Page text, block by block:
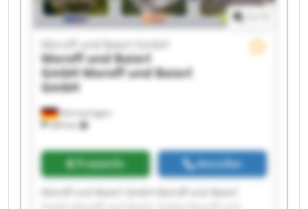
Hermaringen
340 km
Moroff und Baierl GmbH
Moroff und Baierl
GmbHMoroff und Baierl
GmbH
Preisinfo Anrufen
Moroff und Baierl GmbH Moroff und Baierl